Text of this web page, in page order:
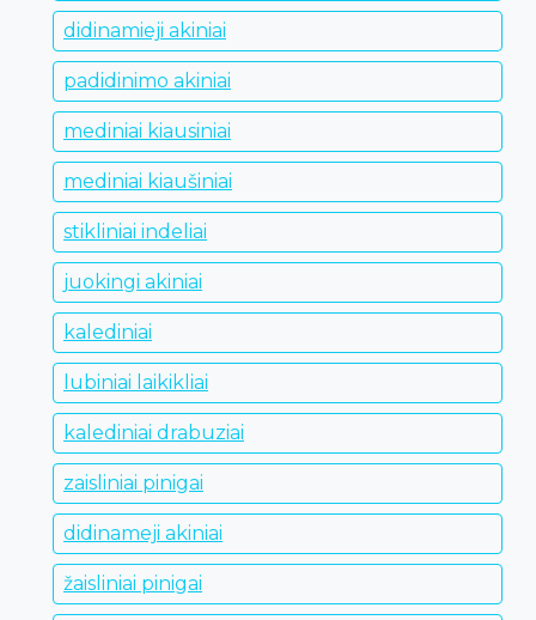
didinamieji akiniai
padidinimo akiniai
mediniai kiausiniai
mediniai kiaušiniai
stikliniai indeliai
juokingi akiniai
kalediniai
lubiniai laikikliai
kalediniai drabuziai
zaisliniai pinigai
didinameji akiniai
žaisliniai pinigai